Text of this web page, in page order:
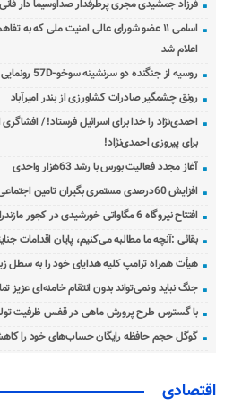
فرزاد جمشیدی مجری پرطرفدار صداوسیما دار
اسامی ۱۱ عضو شورای عالی امنیت ملی که به
اعلام شد
روسیه از جنگنده دو سرنشینه سوخو-57D رونمایی کرد
رونق چشمگیر صادرات کشاورزی از بندر امیرآباد
برای پیروزی احمدی‌نژاد!
آغاز مجدد فعالیت بورس با رشد 63هزار واحدی
افزایش 60درصدی مستمری بگیران تامین اجتماعی
افتتاح نیروگاه 6 مگاواتی خورشیدی در کجور مازندران
بقائی :آنچه ما مطالبه می‌کنیم، پایان اقدامات
هیأت همراه ترامپ کلیه هدایای خود را به سطل
جنگ نباید و نمی‌تواند بدون انتقام خامنه‌ای عزیز
با گسترس طرح پرورش ماهی در قفس ظرفیت
گوگل حجم حافظه رایگان حساب‌های خود را
اقتصادی